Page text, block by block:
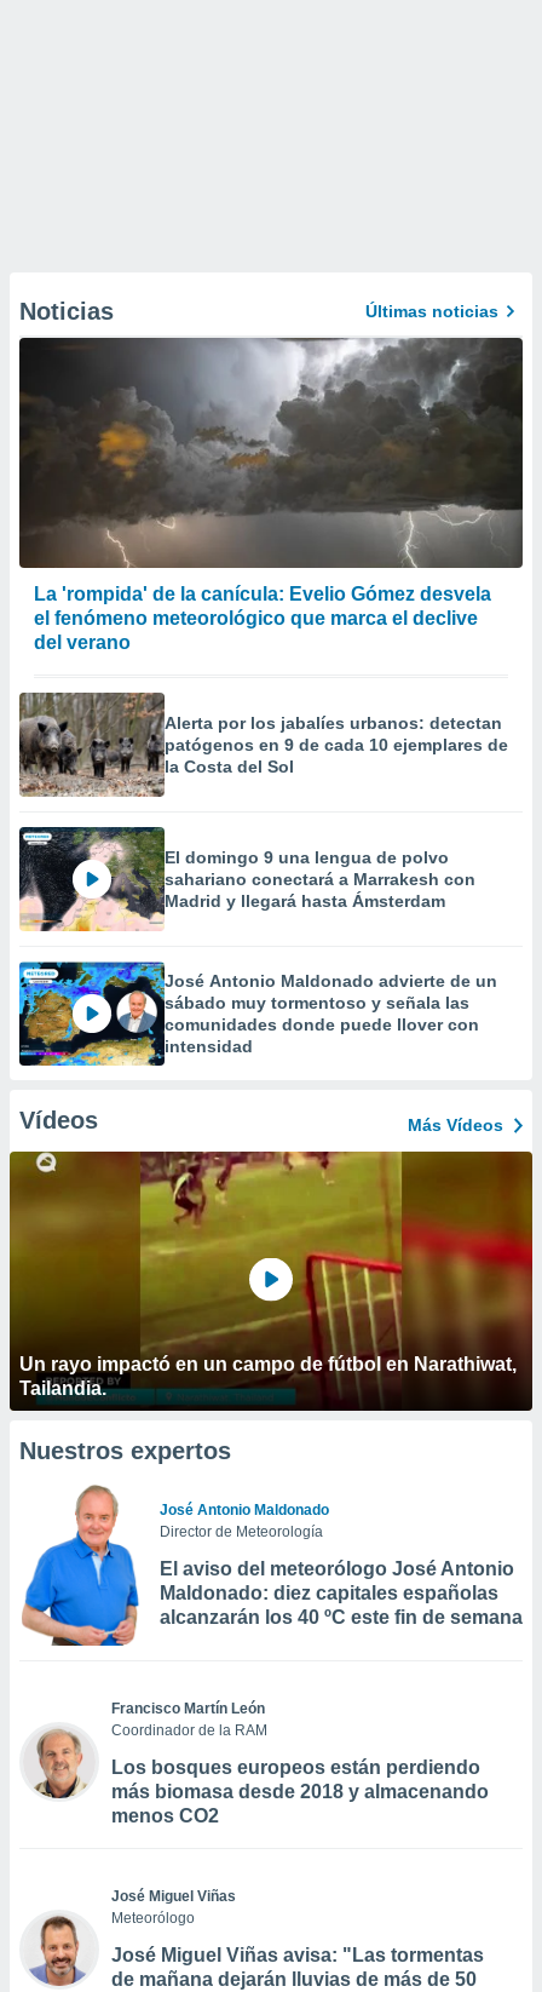
Noticias Últimas noticias
La 'rompida' de la canícula: Evelio Gómez desvela
el fenómeno meteorológico que marca el declive
del verano
Alerta por los jabalíes urbanos: detectan
patógenos en 9 de cada 10 ejemplares de
la Costa del Sol
El domingo 9 una lengua de polvo
sahariano conectará a Marrakesh con
Madrid y llegará hasta Ámsterdam
José Antonio Maldonado advierte de un
sábado muy tormentoso y señala las
comunidades donde puede llover con
intensidad
Vídeos Más Vídeos
Un rayo impactó en un campo de fútbol en Narathiwat,
Tailandia.
Nuestros expertos
José Antonio Maldonado
Director de Meteorología
El aviso del meteorólogo José Antonio
Maldonado: diez capitales españolas
alcanzarán los 40 ºC este fin de semana
Francisco Martín León
Coordinador de la RAM
Los bosques europeos están perdiendo
más biomasa desde 2018 y almacenando
menos CO2
José Miguel Viñas
Meteorólogo
José Miguel Viñas avisa: "Las tormentas
de mañana dejarán lluvias de más de 50